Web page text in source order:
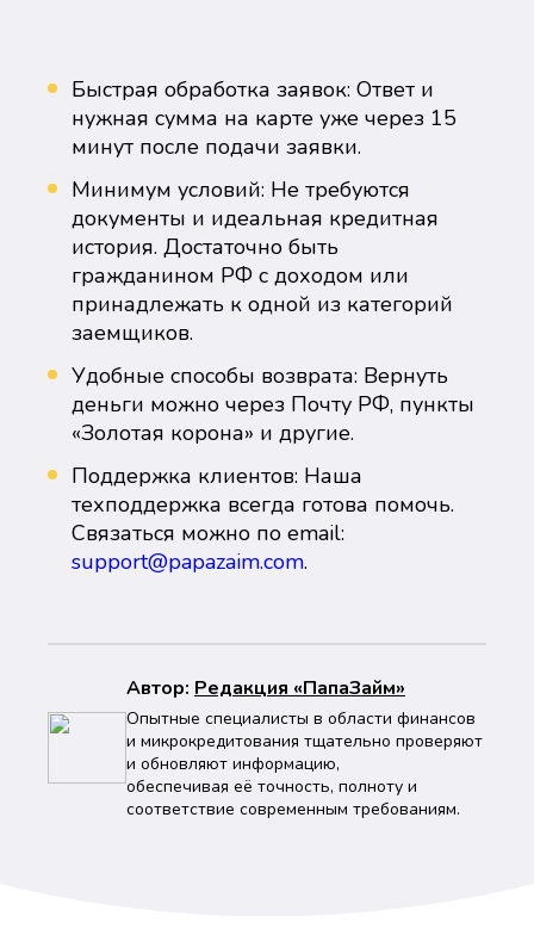
Быстрая обработка заявок: Ответ и
нужная сумма на карте уже через 15
минут после подачи заявки.
Минимум условий: Не требуются
документы и идеальная кредитная
история. Достаточно быть
гражданином РФ с доходом или
принадлежать к одной из категорий
заемщиков.
Удобные способы возврата: Вернуть
деньги можно через Почту РФ, пункты
«Золотая корона» и другие.
Поддержка клиентов: Наша
техподдержка всегда готова помочь.
Связаться можно по email:
support@papazaim.com.
Автор: Peдaкция «ПапаЗайм»
Опытные специалисты в области финансов
и микрокредитования тщательно проверяют
и обновляют информацию,
обеспечивая её точность, полноту и
соответствие современным требованиям.